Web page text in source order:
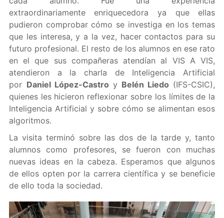
extraordinariamente enriquecedora ya que ellas
pudieron comprobar cómo se investiga en los temas
que les interesa, y a la vez, hacer contactos para su
futuro profesional. El resto de los alumnos en ese rato
en el que sus compañeras atendían al VIS A VIS,
atendieron a la charla de Inteligencia Artificial
por Daniel López-Castroy Belén Liedo (IFS-CSIC),
quienes les hicieron reflexionar sobre los límites de la
Inteligencia Artificial y sobre cómo se alimentan esos
algoritmos.
La visita terminó sobre las dos de la tarde y, tanto
alumnos como profesores, se fueron con muchas
nuevas ideas en la cabeza. Esperamos que algunos
de ellos opten por la carrera científica y se beneficie
de ello toda la sociedad.